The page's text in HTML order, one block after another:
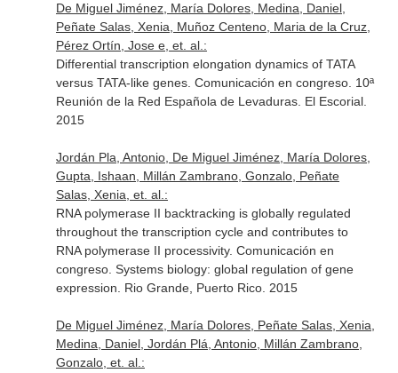
De Miguel Jiménez, María Dolores, Medina, Daniel,
Peñate Salas, Xenia, Muñoz Centeno, Maria de la Cruz,
Pérez Ortín, Jose e, et. al.:
Differential transcription elongation dynamics of TATA
versus TATA-like genes. Comunicación en congreso. 10ª
Reunión de la Red Española de Levaduras. El Escorial.
2015
Jordán Pla, Antonio, De Miguel Jiménez, María Dolores,
Gupta, Ishaan, Millán Zambrano, Gonzalo, Peñate
Salas, Xenia, et. al.:
RNA polymerase II backtracking is globally regulated
throughout the transcription cycle and contributes to
RNA polymerase II processivity. Comunicación en
congreso. Systems biology: global regulation of gene
expression. Rio Grande, Puerto Rico. 2015
De Miguel Jiménez, María Dolores, Peñate Salas, Xenia,
Medina, Daniel, Jordán Plá, Antonio, Millán Zambrano,
Gonzalo, et. al.: